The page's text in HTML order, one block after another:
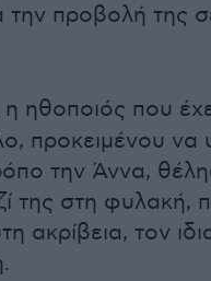
την προβολή της
η ηθοποιός που
προκειμένου να
την Άννα,
της στη φυλακή,
ακρίβεια, τον